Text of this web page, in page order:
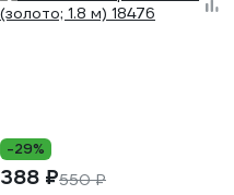
-29%
388 ₽550 ₽